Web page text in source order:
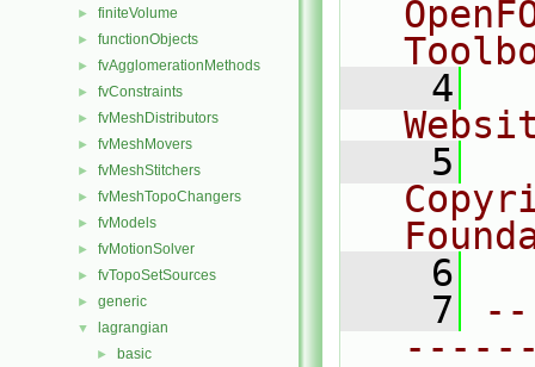
► finiteVolume
► functionObjects
► fvAgglomerationMethods
► fvConstraints
► fvMeshDistributors
► fvMeshMovers
► fvMeshStitchers
► fvMeshTopoChangers
► fvModels
► fvMotionSolver
► fvTopoSetSources
► generic
▼ lagrangian
► basic
    4
    5
    6
    7